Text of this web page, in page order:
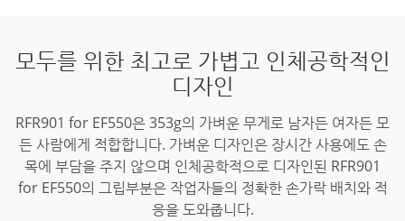
모두를 위한 최고로 가볍고 인체공학적인
디자인
RFR901 for EF550은 353g의 가벼운 무게로 남자든 여자든 모
든 사람에게 적합합니다. 가벼운 디자인은 장시간 사용에도 손
목에 부담을 주지 않으며 인체공학적으로 디자인된 RFR901
for EF550의 그립부분은 작업자들의 정확한 손가락 배치와 적
응을 도와줍니다.